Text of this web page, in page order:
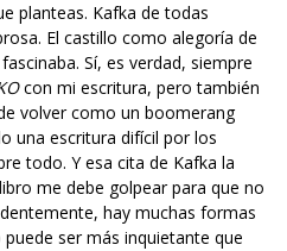
planteas. Kafka de todas
El castillo como alegoría de
Sí, es verdad, siempre
con mi escritura, pero también
volver como un boomerang
una escritura difícil por los
todo. Y esa cita de Kafka la
me debe golpear para que no
hay muchas formas
ser más inquietante que